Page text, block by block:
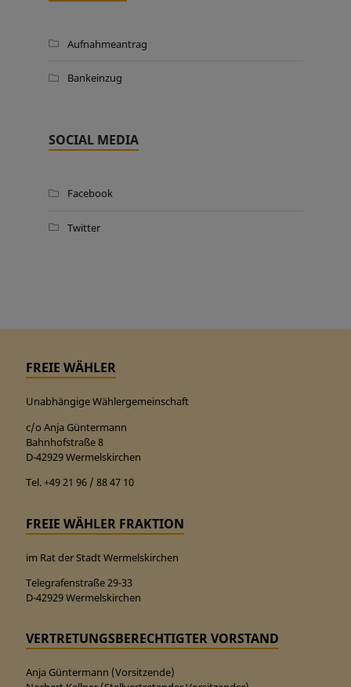
Aufnahmeantrag
Bankeinzug
SOCIAL MEDIA
Facebook
Twitter
FREIE WÄHLER
Unabhängige Wählergemeinschaft
c/o Anja Güntermann
Bahnhofstraße 8
D-42929 Wermelskirchen
Tel. +49 21 96 / 88 47 10
FREIE WÄHLER FRAKTION
im Rat der Stadt Wermelskirchen
Telegrafenstraße 29-33
D-42929 Wermelskirchen
VERTRETUNGSBERECHTIGTER VORSTAND
Anja Güntermann (Vorsitzende)